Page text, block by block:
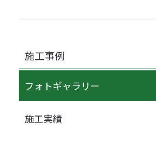
施工事例
フォトギャラリー
施工実績